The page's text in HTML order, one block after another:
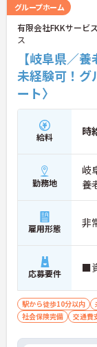
グループホーム
有限会社FKKサービ
ス
【岐阜県／
未経験可！グ
ート〉
給料 時
勤務地
岐
養
雇用形態 非
応募要件 ■
駅から徒歩10分以内
社会保険完備
交通費